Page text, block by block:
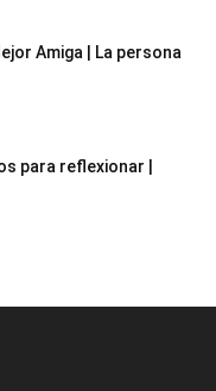
Amiga | La persona
para reflexionar |